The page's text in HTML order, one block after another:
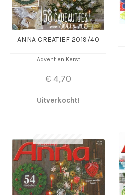
ANNA CREATIEF 2019/40
Advent en Kerst
€ 4,70
Uitverkocht!